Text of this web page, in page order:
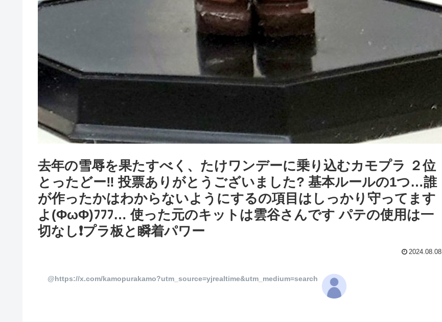
去年の雪辱を果たすべく、たけワンデーに乗り込むカモプラ ２位
とったどー‼️ 投票ありがとうございました? 基本ルールの1つ…誰
が作ったかはわからないようにするの項目はしっかり守ってます
よ(ΦωΦ)ﾌﾌﾌ… 使った元のキットは雲谷さんです パテの使用は一
切なし❗プラ板と瞬着パワー
2024.08.08
@https://x.com/kamopurakamo?utm_source=yjrealtime&utm_medium=search